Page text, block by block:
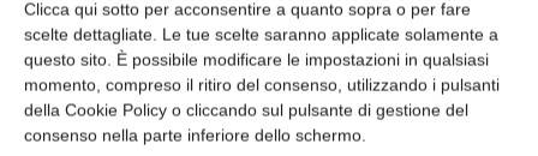
Clicca qui sotto per acconsentire a quanto sopra o per fare
scelte dettagliate. Le tue scelte saranno applicate solamente a
questo sito. È possibile modificare le impostazioni in qualsiasi
momento, compreso il ritiro del consenso, utilizzando i pulsanti
della Cookie Policy o cliccando sul pulsante di gestione del
consenso nella parte inferiore dello schermo.
strutture sanitarie operino per conto e a carico del SSN; a questo
riguardo, appare ancora necessario e opportuno, a parere dello
scrivente, che gli studi medici libero professionali che si
differenziano dalle strutture sanitarie complesse non debbano
sottostare ad uguale normativa autorizzativa, prevedendo invece